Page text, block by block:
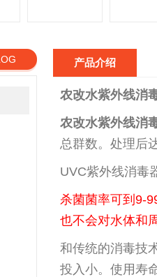
产品介绍
农改水紫外线消
农改水紫外线消
总群数。处理后
UVC紫外线消毒
杀菌菌率可到9-
也不会对水体和
和传统的消毒技
投入小。使用寿